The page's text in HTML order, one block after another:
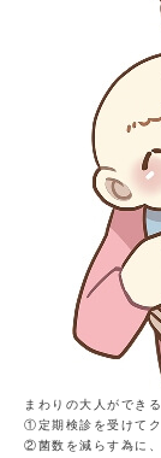
まわりの大人ができる
①定期検診を受けてク
②菌数を減らす為に、